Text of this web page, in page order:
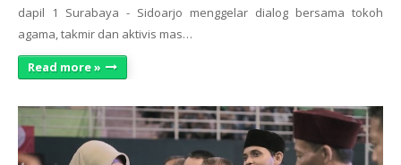
dapil 1 Surabaya - Sidoarjo menggelar dialog bersama tokoh
agama, takmir dan aktivis mas…
Read more »